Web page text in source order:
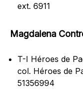
ext. 6911
Magdalena
T-I Héroes de
col. Héroes de
51356994